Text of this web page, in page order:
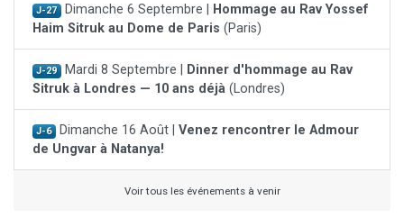
J-27 Dimanche 6 Septembre |
Hommage au Rav Yossef
Haim Sitruk au Dome de Paris (Paris)
J-29 Mardi 8 Septembre |
Dinner d'hommage au Rav
Sitruk à Londres — 10 ans déjà (Londres)
J-6 Dimanche 16 Août | Venez rencontrer le Admour
de Ungvar à Natanya!
Voir tous les événements à venir